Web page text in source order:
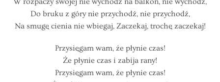
Do bruku z góry nie przychodź, nie przychodź,
Na smugę cienia nie wbiegaj, Zaczekaj, trochę zaczekaj!
Przysięgam wam, że płynie czas!
Że płynie czas i zabija rany!
Przysięgam wam, że płynie czas!